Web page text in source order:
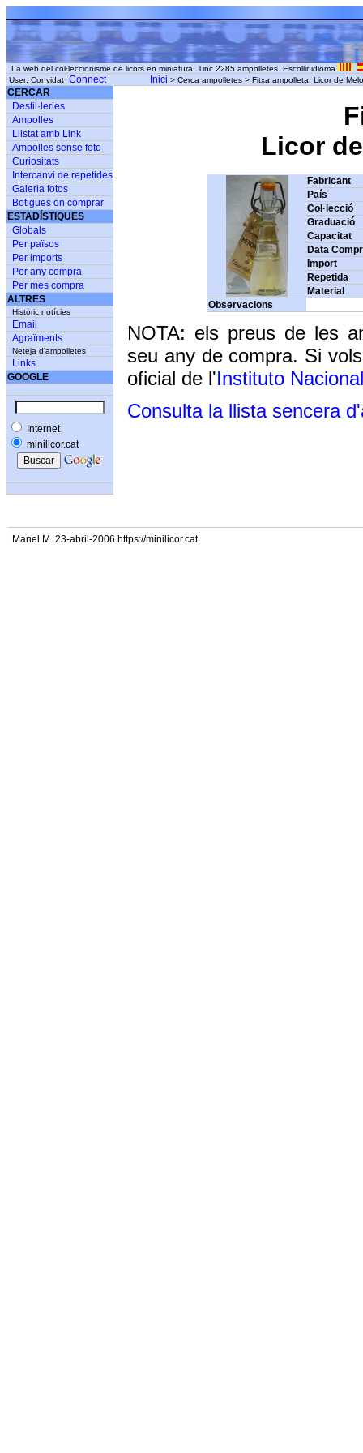
La web del col·leccionisme de licors en miniatura. Tinc 2285 ampolletes. Escollir idioma
User: Convidat Connect Inici > Cerca ampolletes > Fitxa ampolleta: Licor de
CERCAR
Destil·leries
Ampolles
Llistat amb Link
Ampolles sense foto
Curiositats
Intercanvi de repetides
Galeria fotos
Botigues on comprar
ESTADÍSTIQUES
Globals
Per països
Per imports
Per any compra
Per mes compra
ALTRES
Històric notícies
Email
Agraïments
Neteja d'ampolletes
Links
GOOGLE
Internet
minilicor.cat
Licor
Fabricant
País
Col·lecció
Graduació
Capacitat
Data
Import
Repetida
Material
Observacions
NOTA: els preus de les
seu any de compra. Si
oficial de l'Instituto
Consulta la llista sencera
Manel M. 23-abril-2006 https://minilicor.cat